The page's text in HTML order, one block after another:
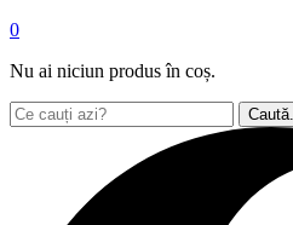
0
Nu ai niciun produs în coș.